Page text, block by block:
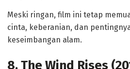
Meski ringan, film ini tetap
cinta, keberanian, dan
keseimbangan alam.
8. The Wind Rises